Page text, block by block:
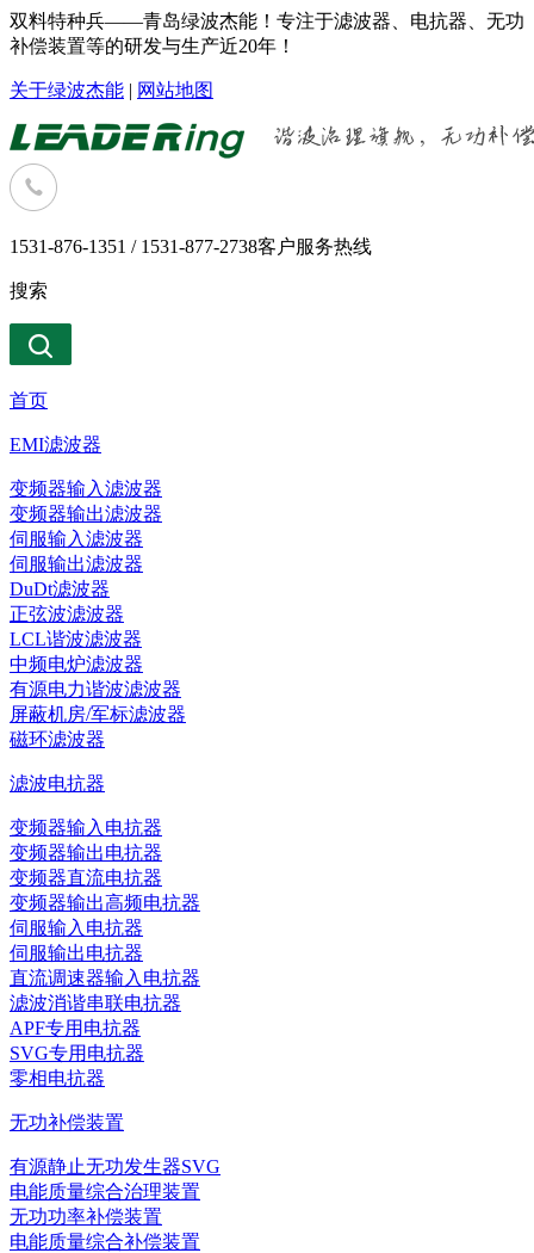
双料特种兵——青岛绿波杰能！专注于滤波器、电抗器、无功
补偿装置等的研发与生产近20年！
关于绿波杰能 | 网站地图
1531-876-1351 / 1531-877-2738客户服务热线
搜索
首页
EMI滤波器
变频器输入滤波器
变频器输出滤波器
伺服输入滤波器
伺服输出滤波器
DuDt滤波器
正弦波滤波器
LCL谐波滤波器
中频电炉滤波器
有源电力谐波滤波器
屏蔽机房/军标滤波器
磁环滤波器
滤波电抗器
变频器输入电抗器
变频器输出电抗器
变频器直流电抗器
变频器输出高频电抗器
伺服输入电抗器
伺服输出电抗器
直流调速器输入电抗器
滤波消谐串联电抗器
APF专用电抗器
SVG专用电抗器
零相电抗器
无功补偿装置
有源静止无功发生器SVG
电能质量综合治理装置
无功功率补偿装置
电能质量综合补偿装置